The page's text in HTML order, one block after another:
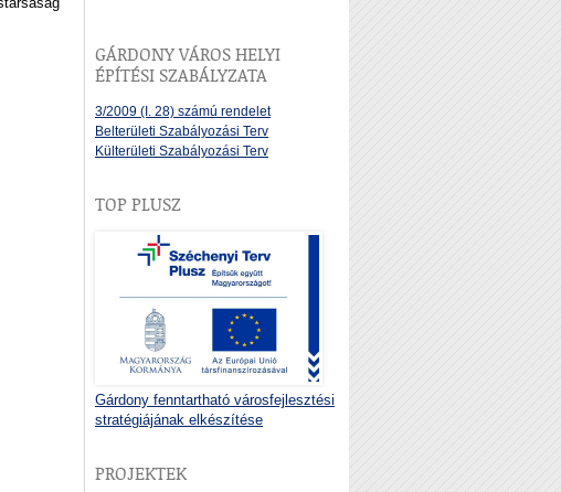
GÁRDONY VÁROS HELYI
ÉPÍTÉSI SZABÁLYZATA
3/2009 (I. 28) számú rendelet
Belterületi Szabályozási Terv
Külterületi Szabályozási Terv
TOP PLUSZ
Gárdony fenntartható városfejlesztési
stratégiájának elkészítése
PROJEKTEK